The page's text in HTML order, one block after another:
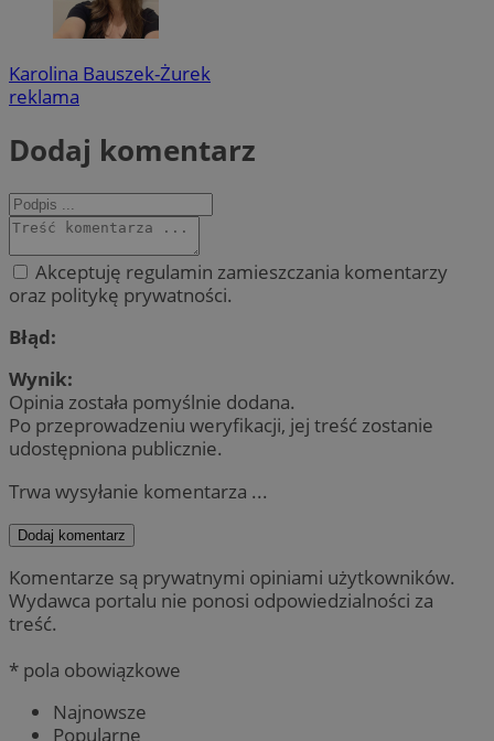
Karolina Bauszek-Żurek
reklama
Dodaj komentarz
Akceptuję regulamin zamieszczania komentarzy
oraz politykę prywatności.
Błąd:
Wynik:
Opinia została pomyślnie dodana.
Po przeprowadzeniu weryfikacji, jej treść zostanie
udostępniona publicznie.
Trwa wysyłanie komentarza ...
Dodaj komentarz
Komentarze są prywatnymi opiniami użytkowników.
Wydawca portalu nie ponosi odpowiedzialności za
treść.
* pola obowiązkowe
Najnowsze
Popularne